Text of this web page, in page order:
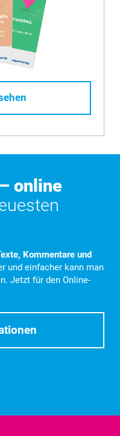
online
Kommentare und
und einfacher kann man
Jetzt für den Online-